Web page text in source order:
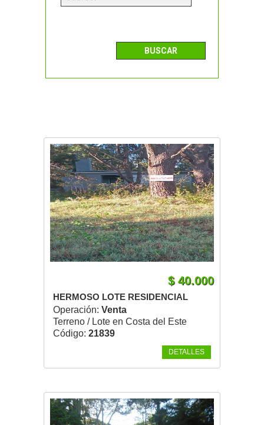
$ 40.000
HERMOSO LOTE RESIDENCIAL
Operación: Venta
Terreno / Lote en Costa del Este
Código: 21839
DETALLES